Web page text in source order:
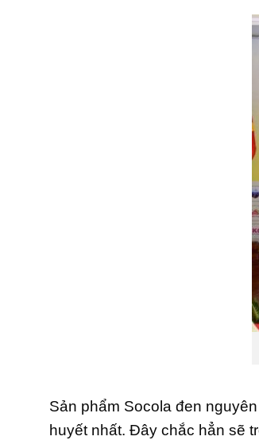
Sản phẩm Socola đen
huyết nhất. Đây chắc hẳn sẽ